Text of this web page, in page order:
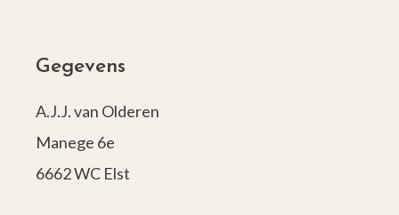
Gegevens
A.J.J. van Olderen
Manege 6e
6662 WC Elst